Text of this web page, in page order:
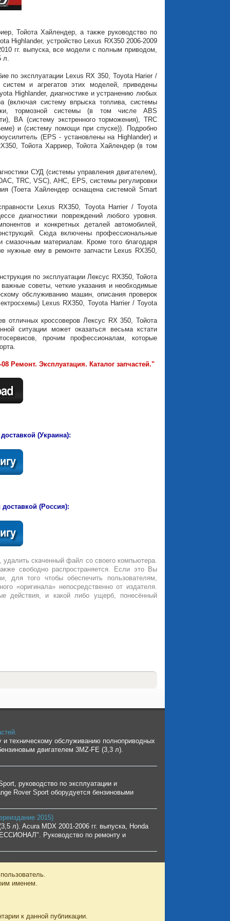
Тойота Хайлендер, а также руководство по
Highlander, устройство Lexus RX350 2006-2009
гг. выпуска, все модели с полным приводом,
л.
по эксплуатации Lexus RX 350, Toyota Harier /
и агрегатов этих моделей, приведены
Highlander, диагностике и устранению любых
(включая систему впрыска топлива, системы
тормозной системы (в том числе ABS
ВА (систему экстренного торможения), TRC
и (систему помощи при спуске)). Подробно
(EPS - установлены на Highlander) и
Тойота Харриер, Тойота Хайлендер (в том
СУД (системы управления двигателем),
TRC, VSC), AHC, EPS, системы регулировки
(Тоета Хайлендер оснащена системой Smart
Lexus RX350, Toyota Harrier / Toyota
диагностики повреждений любого уровня.
и конкретных деталей автомобилей,
Сюда включены профессиональные
материалам. Кроме того благодаря
нужные ему в ремонте запчасти Lexus RX350,
по эксплуатации Лексус RX350, Тойота
советы, четкие указания и необходимые
обслуживанию машин, описания проверок
Lexus RX350, Toyota Harrier / Toyota
отличных кроссоверов Лексус RX 350, Тойота
ситуации может оказаться весьма кстати
прочим профессионалам, которые
Ремонт. Эксплуатация. Каталог запчастей."
(Украина):
(Россия):
скаченный файл со своего компьютера.
свободно распространяется. Если это Вы
для того чтобы обеспечить пользователям,
«оригинала» непосредственно от издателя.
действия, и какой либо ущерб, понесённый
и техническому обслуживанию полноприводных
двигателем 3MZ-FE (3,3 л).
руководство по эксплуатации и
Rover Sport оборудуется бензиновыми
2015)
л). Acura MDX 2001-2006 гг. выпуска, Honda
Руководство по ремонту и
именем.
к данной публикации.